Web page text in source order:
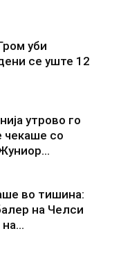
уби
се уште 12
утрово го
чекаше со
во тишина:
на Челси